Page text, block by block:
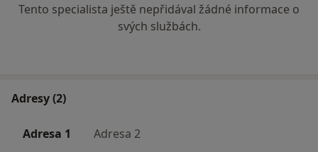
Tento specialista ještě nepřidával žádné informace o
svých službách.
Adresy (2)
Adresa 1 Adresa 2